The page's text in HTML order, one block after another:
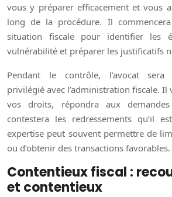
vous y préparer efficacement et vous
long de la procédure. Il
situation fiscale pour identifier les
vulnérabilité et préparer les justificatifs
Pendant le contrôle, l’avocat sera
privilégié avec l’administration fiscale. Il
vos droits, répondra aux
contestera les redressements qu’il
expertise peut souvent permettre de
ou d’obtenir des transactions favorables.
Contentieux fiscal :
et contentieux